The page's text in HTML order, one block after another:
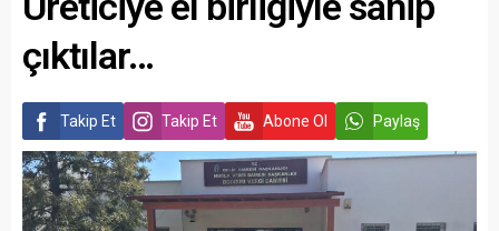
çıktılar…
Takip Et Takip Et Abone Ol Paylaş